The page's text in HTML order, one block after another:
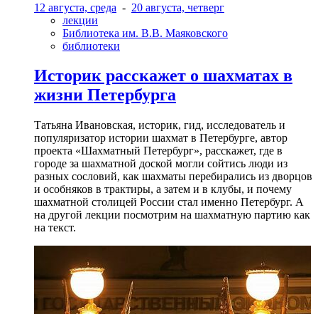
12 августа, среда - 20 августа, четверг
лекции
Библиотека им. В.В. Маяковского
библиотеки
Историк расскажет о шахматах в
жизни Петербурга
Татьяна Ивановская, историк, гид, исследователь и
популяризатор истории шахмат в Петербурге, автор
проекта «Шахматный Петербург», расскажет, где в
городе за шахматной доской могли сойтись люди из
разных сословий, как шахматы перебирались из дворцов
и особняков в трактиры, а затем и в клубы, и почему
шахматной столицей России стал именно Петербург. А
на другой лекции посмотрим на шахматную партию как
на текст.